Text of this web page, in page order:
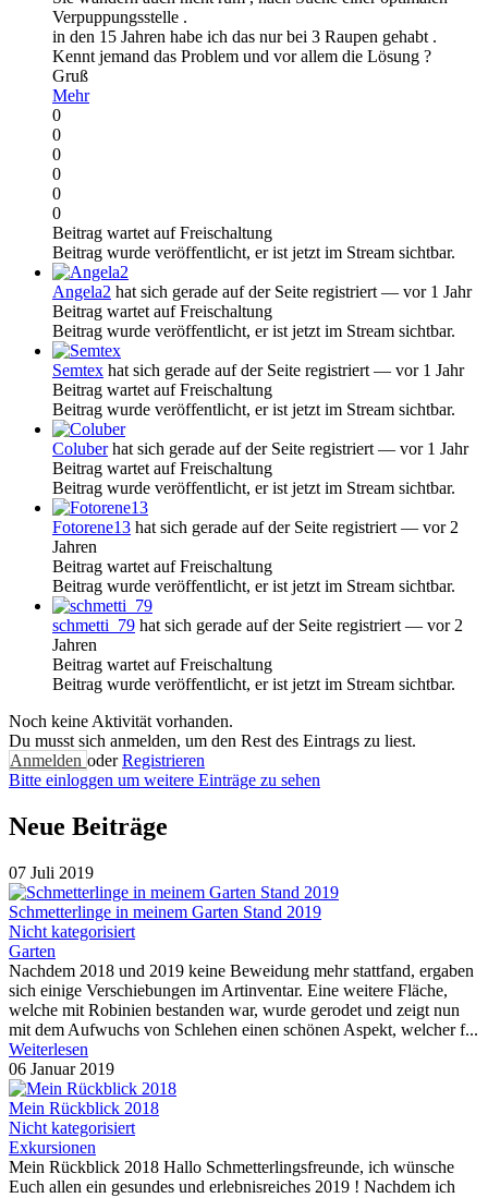
Verpuppungsstelle .
in den 15 Jahren habe ich das nur bei 3 Raupen gehabt .
Kennt jemand das Problem und vor allem die Lösung ?
Gruß
Mehr
0
0
0
0
0
0
Beitrag wartet auf Freischaltung
Beitrag wurde veröffentlicht, er ist jetzt im Stream sichtbar.
Angela2 hat sich gerade auf der Seite registriert — vor 1 Jahr
Beitrag wartet auf Freischaltung
Beitrag wurde veröffentlicht, er ist jetzt im Stream sichtbar.
Semtex hat sich gerade auf der Seite registriert — vor 1 Jahr
Beitrag wartet auf Freischaltung
Beitrag wurde veröffentlicht, er ist jetzt im Stream sichtbar.
Coluber hat sich gerade auf der Seite registriert — vor 1 Jahr
Beitrag wartet auf Freischaltung
Beitrag wurde veröffentlicht, er ist jetzt im Stream sichtbar.
Fotorene13 hat sich gerade auf der Seite registriert — vor 2
Jahren
Beitrag wartet auf Freischaltung
Beitrag wurde veröffentlicht, er ist jetzt im Stream sichtbar.
schmetti_79 hat sich gerade auf der Seite registriert — vor 2
Jahren
Beitrag wartet auf Freischaltung
Beitrag wurde veröffentlicht, er ist jetzt im Stream sichtbar.
Noch keine Aktivität vorhanden.
Du musst sich anmelden, um den Rest des Eintrags zu liest.
Anmelden oderRegistrieren
Bitte einloggen um weitere Einträge zu sehen
Neue Beiträge
07 Juli 2019
Schmetterlinge in meinem Garten Stand 2019
Nicht kategorisiert
Garten
Nachdem 2018 und 2019 keine Beweidung mehr stattfand, ergaben
sich einige Verschiebungen im Artinventar. Eine weitere Fläche,
welche mit Robinien bestanden war, wurde gerodet und zeigt nun
mit dem Aufwuchs von Schlehen einen schönen Aspekt, welcher f...
Weiterlesen
06 Januar 2019
Mein Rückblick 2018
Nicht kategorisiert
Exkursionen
Mein Rückblick 2018 Hallo Schmetterlingsfreunde, ich wünsche
Euch allen ein gesundes und erlebnisreiches 2019 ! Nachdem ich